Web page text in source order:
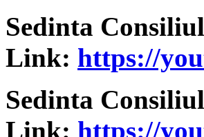
Sedinta
Link: https://
Sedinta
Link: https://